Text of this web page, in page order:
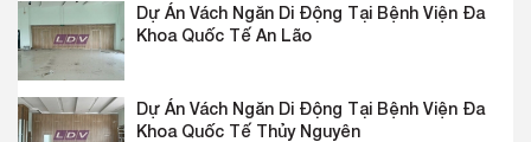
Dự Án Vách Ngăn Di Động Tại Bệnh Viện Đa
Khoa Quốc Tế An Lão
Dự Án Vách Ngăn Di Động Tại Bệnh Viện Đa
Khoa Quốc Tế Thủy Nguyên